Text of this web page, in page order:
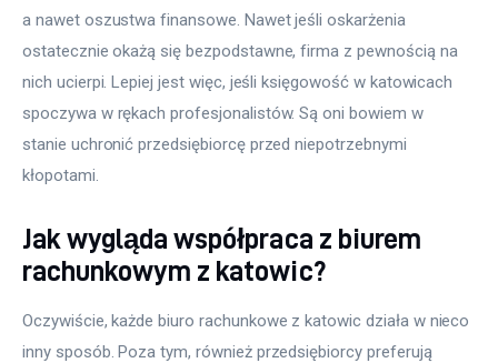
a nawet oszustwa finansowe. Nawet jeśli oskarżenia
ostatecznie okażą się bezpodstawne, firma z pewnością na
nich ucierpi. Lepiej jest więc, jeśli księgowość w katowicach
spoczywa w rękach profesjonalistów. Są oni bowiem w
stanie uchronić przedsiębiorcę przed niepotrzebnymi
kłopotami.
Jak wygląda współpraca z biurem
rachunkowym z katowic?
Oczywiście, każde biuro rachunkowe z katowic działa w nieco
inny sposób. Poza tym, również przedsiębiorcy preferują